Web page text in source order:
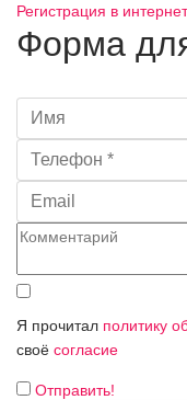
Регистрация в
Форма
Я прочитал политику
своё согласие
Отправить!